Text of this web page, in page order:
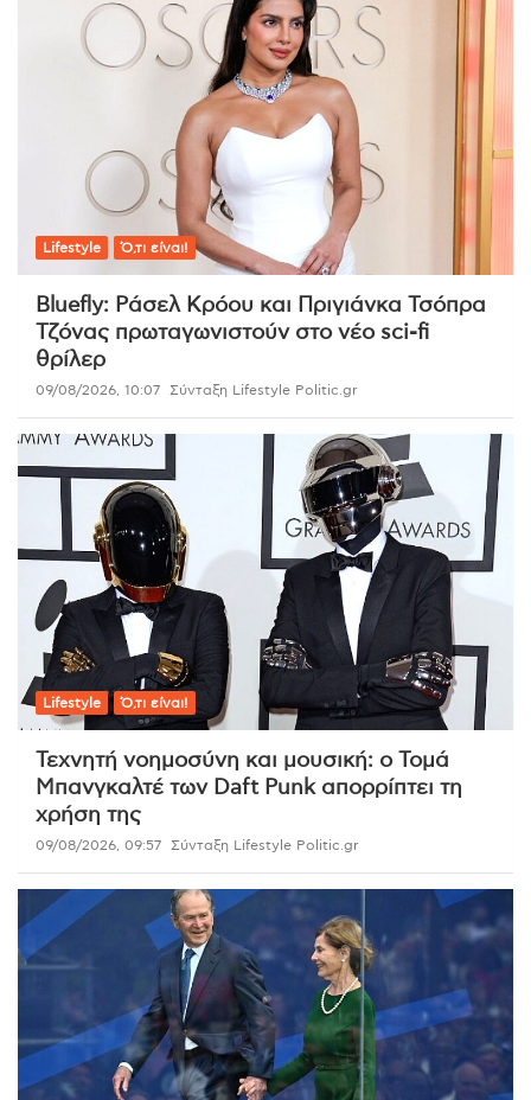
Lifestyle Ό,τι είναι!
Bluefly: Ράσελ Κρόου και Πριγιάνκα Τσόπρα
Τζόνας πρωταγωνιστούν στο νέο sci-fi
θρίλερ
09/08/2026, 10:07 Σύνταξη Lifestyle Politic.gr
Lifestyle Ό,τι είναι!
Τεχνητή νοημοσύνη και μουσική: ο Τομά
Μπανγκαλτέ των Daft Punk απορρίπτει τη
χρήση της
09/08/2026, 09:57 Σύνταξη Lifestyle Politic.gr